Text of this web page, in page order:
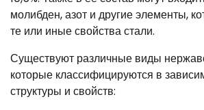
молибден, азот и другие элементы,
те или иные свойства стали.
Существуют различные виды
которые классифицируются в
структуры и свойств: